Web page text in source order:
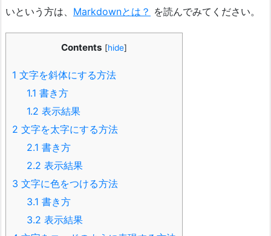
いという方は、 Markdownとは？ を読んでみてください。
Contents [hide]
1 文字を斜体にする方法
1.1 書き方
1.2 表示結果
2 文字を太字にする方法
2.1 書き方
2.2 表示結果
3 文字に色をつける方法
3.1 書き方
3.2 表示結果